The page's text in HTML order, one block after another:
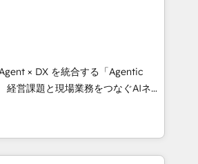
CRM, AI automation, inbound
content, and digital creativity.
works in Spanish, Portuguese,
scalable strategies that drive
as a
• Top 3 Partner of the Year
2024, 2025. • Partner of the Year
× DX を統合する「Agentic
シーとして、HubSpot Eliteの実装
設計します。 💡 100inc は何
を共通基盤に、AIエージェン
フロント業務（マーケティング・営